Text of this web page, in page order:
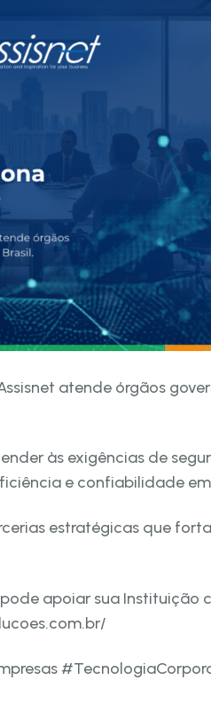
atende órgãos
às exigências de
e confiabilidade
estratégicas que
pode apoiar sua